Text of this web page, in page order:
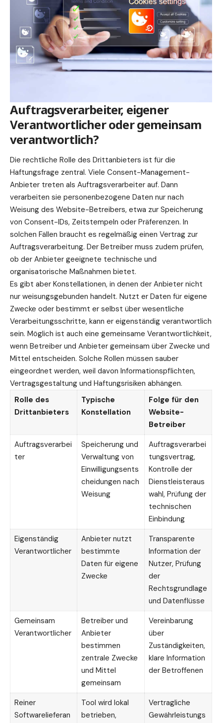
Auftragsverarbeiter, eigener
Verantwortlicher oder gemeinsam
verantwortlich?
Die rechtliche Rolle des Drittanbieters ist für die
Haftungsfrage zentral. Viele Consent-Management-
Anbieter treten als Auftragsverarbeiter auf. Dann
verarbeiten sie personenbezogene Daten nur nach
Weisung des Website-Betreibers, etwa zur Speicherung
von Consent-IDs, Zeitstempeln oder Präferenzen. In
solchen Fällen braucht es regelmäßig einen Vertrag zur
Auftragsverarbeitung. Der Betreiber muss zudem prüfen,
ob der Anbieter geeignete technische und
organisatorische Maßnahmen bietet.
Es gibt aber Konstellationen, in denen der Anbieter nicht
nur weisungsgebunden handelt. Nutzt er Daten für eigene
Zwecke oder bestimmt er selbst über wesentliche
Verarbeitungsschritte, kann er eigenständig verantwortlich
sein. Möglich ist auch eine gemeinsame Verantwortlichkeit,
wenn Betreiber und Anbieter gemeinsam über Zwecke und
Mittel entscheiden. Solche Rollen müssen sauber
eingeordnet werden, weil davon Informationspflichten,
Vertragsgestaltung und Haftungsrisiken abhängen.
Rolle des
Drittanbieters
Typische
Konstellation
Folge für den
Website-
Betreiber
Auftragsverarbei
ter
Speicherung und
Verwaltung von
Einwilligungsents
cheidungen nach
Weisung
Auftragsverarbei
tungsvertrag,
Kontrolle der
Dienstleisteraus
wahl, Prüfung der
technischen
Einbindung
Eigenständig
Verantwortlicher
Anbieter nutzt
bestimmte
Daten für eigene
Zwecke
Transparente
Information der
Nutzer, Prüfung
der
Rechtsgrundlage
und Datenflüsse
Gemeinsam
Verantwortlicher
Betreiber und
Anbieter
bestimmen
zentrale Zwecke
und Mittel
gemeinsam
Vereinbarung
über
Zuständigkeiten,
klare Information
der Betroffenen
Reiner
Softwarelieferan
Tool wird lokal
betrieben,
Vertragliche
Gewährleistungs